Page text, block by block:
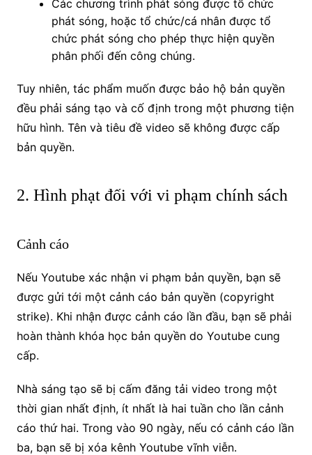
Các chương trình phát sóng được tổ chức
phát sóng, hoặc tổ chức/cá nhân được tổ
chức phát sóng cho phép thực hiện quyền
phân phối đến công chúng.
Tuy nhiên, tác phẩm muốn được bảo hộ bản quyền
đều phải sáng tạo và cố định trong một phương tiện
hữu hình. Tên và tiêu đề video sẽ không được cấp
bản quyền.
2. Hình phạt đối với vi phạm chính sách
Cảnh cáo
Nếu Youtube xác nhận vi phạm bản quyền, bạn sẽ
được gửi tới một cảnh cáo bản quyền (copyright
strike). Khi nhận được cảnh cáo lần đầu, bạn sẽ phải
hoàn thành khóa học bản quyền do Youtube cung
cấp.
Nhà sáng tạo sẽ bị cấm đăng tải video trong một
thời gian nhất định, ít nhất là hai tuần cho lần cảnh
cáo thứ hai. Trong vào 90 ngày, nếu có cảnh cáo lần
ba, bạn sẽ bị xóa kênh Youtube vĩnh viễn.